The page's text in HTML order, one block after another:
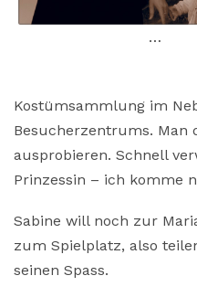
…
Kostümsammlung im
Besucherzentrums. Man
ausprobieren. Schnell
Prinzessin – ich komme
Sabine will noch zur
zum Spielplatz, also
seinen Spass.